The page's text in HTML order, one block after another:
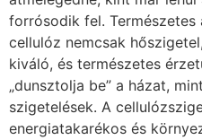
forrósodik fel.
cellulóz nemcsak
kiváló, és természetes
„dunsztolja be” a házat,
szigetelések. A
energiatakarékos és